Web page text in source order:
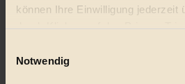
können Ihre Einwilligung jederzeit
durch Klicken auf das Privacy
Notwendig
Impressum & Disclaimer
Biorama steht für einen nachhaltigen